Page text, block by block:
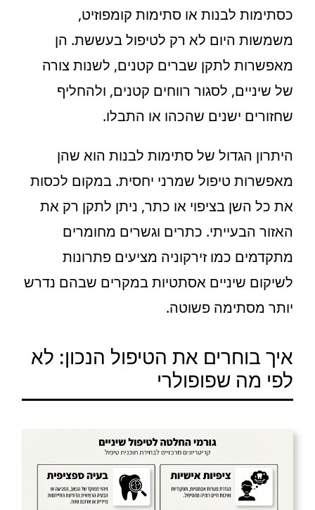
כסתימות לבנות או סתימות קומפוזיט,
משמשות היום לא רק לטיפול בעששת. הן
מאפשרות לתקן שברים קטנים, לשנות צורה
של שיניים, לסגור רווחים קטנים, ולהחליף
שחזורים ישנים שהכהו או התבלו.
היתרון הגדול של סתימות לבנות הוא שהן
מאפשרות טיפול שמרני יחסית. במקום לכסות
את כל השן בציפוי או כתר, ניתן לתקן רק את
האזור הבעייתי. כתרים וגשרים מחומרים
מתקדמים כמו זירקוניה מציעים פתרונות
לשיקום שיניים אסתטיות במקרים שבהם נדרש
יותר מסתימה פשוטה.
איך בוחרים את הטיפול הנכון: לא
לפי מה שפופולרי